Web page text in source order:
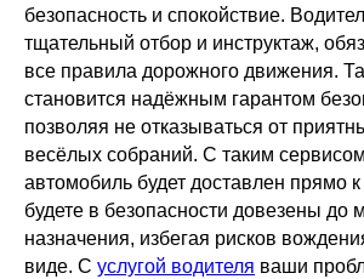
безопасность и спокойствие.
тщательный отбор и инструктаж,
все правила дорожного движения.
становится надёжным гарантом
позволяя не отказываться от
весёлых собраний. С таким
автомобиль будет доставлен прямо
будете в безопасности довезены до
назначения, избегая рисков
виде. С услугой водителя ваши